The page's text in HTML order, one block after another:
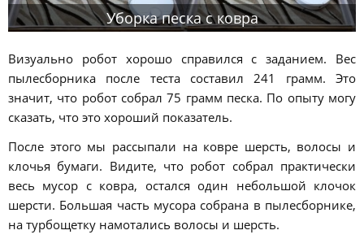
Уборка песка с ковра
Визуально робот хорошо справился с заданием. Вес
пылесборника после теста составил 241 грамм. Это
значит, что робот собрал 75 грамм песка. По опыту могу
сказать, что это хороший показатель.
После этого мы рассыпали на ковре шерсть, волосы и
клочья бумаги. Видите, что робот собрал практически
весь мусор с ковра, остался один небольшой клочок
шерсти. Большая часть мусора собрана в пылесборнике,
на турбощетку намотались волосы и шерсть.